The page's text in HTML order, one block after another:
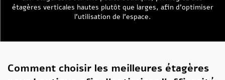
étagères verticales hautes plutôt que larges, afin d’optimiser
l’utilisation de l’espace.
Comment choisir les meilleures étagères